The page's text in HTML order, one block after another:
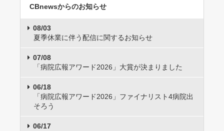
CBnewsからのお知らせ
08/03
夏季休業に伴う配信に関するお知らせ
07/08
「病院広報アワード2026」大賞が決まりました
06/18
「病院広報アワード2026」ファイナリスト4病院出
そろう
06/17